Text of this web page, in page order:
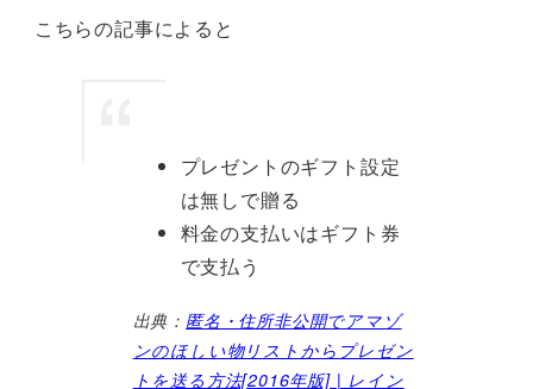
こちらの記事によると
プレゼントのギフト設定
は無しで贈る
料金の支払いはギフト券
で支払う
出典： 匿名・住所非公開でアマゾ
ンのほしい物リストからプレゼン
トを送る方法[2016年版] | レイン